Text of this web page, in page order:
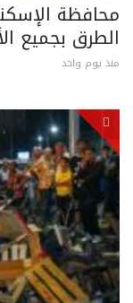
محافظة
الطرق بجميع
منذ يوم واحد